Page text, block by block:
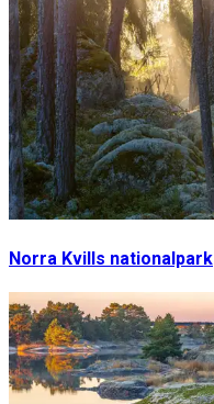
Norra Kvills nationalpark